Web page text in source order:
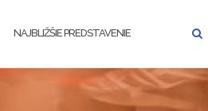
NAJBLIŽŠIE PREDSTAVENIE